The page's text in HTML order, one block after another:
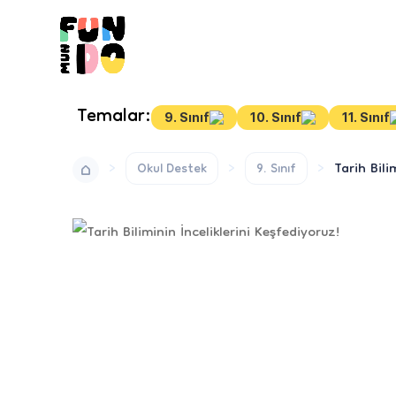
Temalar: 9. Sınıf 10. Sınıf 11. Sınıf
Okul Destek 9. Sınıf Tarih